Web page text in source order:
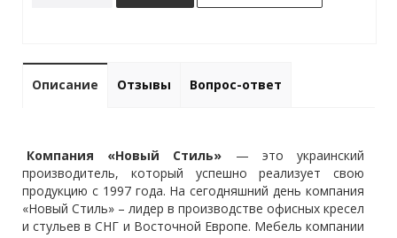
Описание Отзывы Вопрос-ответ
Компания «Новый Стиль» — это украинский
производитель, который успешно реализует свою
продукцию с 1997 года. На сегодняшний день компания
«Новый Стиль» – лидер в производстве офисных кресел
и стульев в СНГ и Восточной Европе. Мебель компании